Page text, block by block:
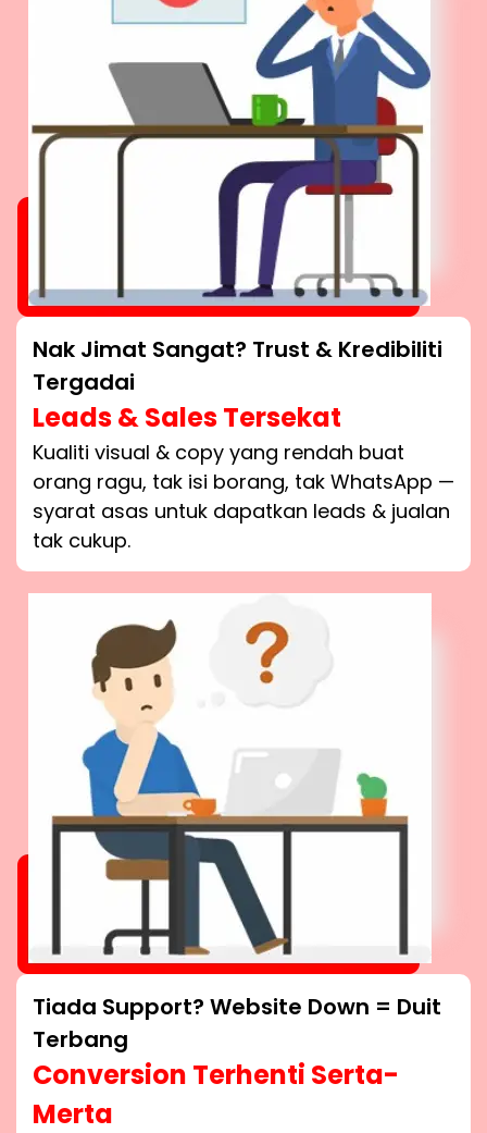
Nak Jimat Sangat? Trust & Kredibiliti
Tergadai
Leads & Sales Tersekat
Kualiti visual & copy yang rendah buat
orang ragu, tak isi borang, tak WhatsApp —
syarat asas untuk dapatkan leads & jualan
tak cukup.
Tiada Support? Website Down = Duit
Terbang
Conversion Terhenti Serta-
Merta